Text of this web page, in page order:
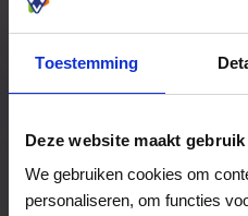
Toestemming
Deze website maakt
We gebruiken cookies om
personaliseren, om functies
Meerdere adressen
Een bestelling volgen
Nog veel meer...